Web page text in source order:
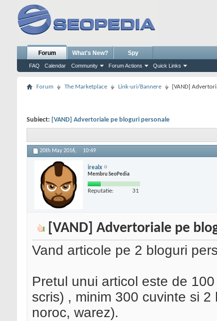
Forum
FAQ Calendar Community Forum Actions Quick Links
What's New? Spy
Forum The Marketplace Link-uri/Bannere [VAND]
Subiect: [VAND] Advertoriale pe bloguri personale
20th May 2016, 10:49
irealx
Membru SeoPedia
Reputatie: 31
[VAND] Advertoriale pe
Vand articole pe 2 bloguri
Pretul unui articol este de
scris) , minim 300 cuvinte si
noroc, warez).